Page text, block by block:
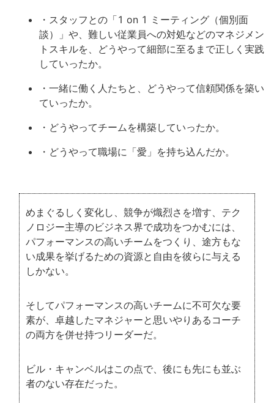
・スタッフとの「1 on 1 ミーティング（個別面
談）」や、難しい従業員への対処などのマネジメン
トスキルを、どうやって細部に至るまで正しく実践
していったか。
・一緒に働く人たちと、どうやって信頼関係を築い
ていったか。
・どうやってチームを構築していったか。
・どうやって職場に「愛」を持ち込んだか。
めまぐるしく変化し、競争が熾烈さを増す、テク
ノロジー主導のビジネス界で成功をつかむには、
パフォーマンスの高いチームをつくり、途方もな
い成果を挙げるための資源と自由を彼らに与える
しかない。
そしてパフォーマンスの高いチームに不可欠な要
素が、卓越したマネジャーと思いやりあるコーチ
の両方を併せ持つリーダーだ。
ビル・キャンベルはこの点で、後にも先にも並ぶ
者のない存在だった。